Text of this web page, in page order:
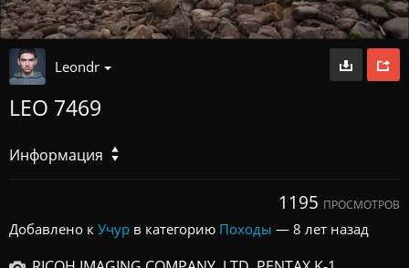
Leondr
LEO 7469
Информация
1195 ПРОСМОТРОВ
Добавлено к Учур в категорию Походы — 8 лет назад